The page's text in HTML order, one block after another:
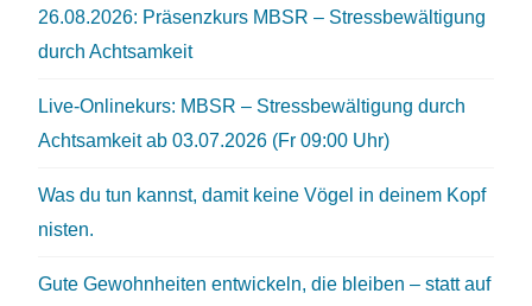
26.08.2026: Präsenzkurs MBSR – Stressbewältigung
durch Achtsamkeit
Live-Onlinekurs: MBSR – Stressbewältigung durch
Achtsamkeit ab 03.07.2026 (Fr 09:00 Uhr)
Was du tun kannst, damit keine Vögel in deinem Kopf
nisten.
Gute Gewohnheiten entwickeln, die bleiben – statt auf